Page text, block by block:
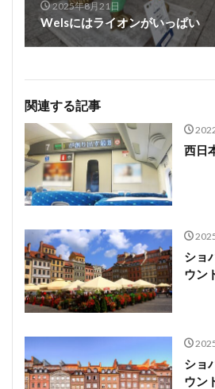
2025年8月21日
Welsにはライオンがいっぱい
関連する記事
西日
ショ
ウン
ショ
ウン